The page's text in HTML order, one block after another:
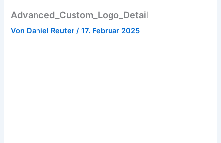
Advanced_Custom_Logo_Detail
Von Daniel Reuter/17. Februar 2025